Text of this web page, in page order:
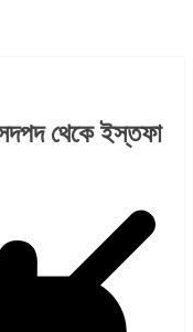
থেকে ইস্তফা